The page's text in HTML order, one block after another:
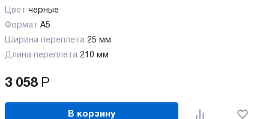
Цвет черные
Формат A5
Ширина переплета 25 мм
Длина переплета 210 мм
3 058 Р
В корзину